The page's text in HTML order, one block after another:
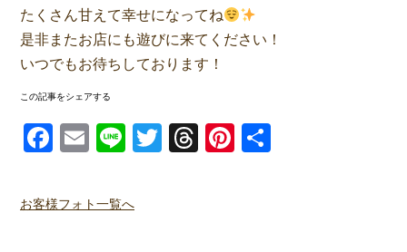
たくさん甘えて幸せになってね
是非またお店にも遊びに来てください！
いつでもお待ちしております！
この記事をシェアする
FacebookEmail Line Twitter Threads Pinterest
お客様フォト一覧へ